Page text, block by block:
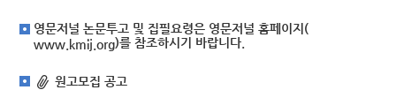
영문저널 논문투고 및 집필요령은 영문저널 홈페이지(
www.kmij.org)를 참조하시기 바랍니다.
원고모집 공고